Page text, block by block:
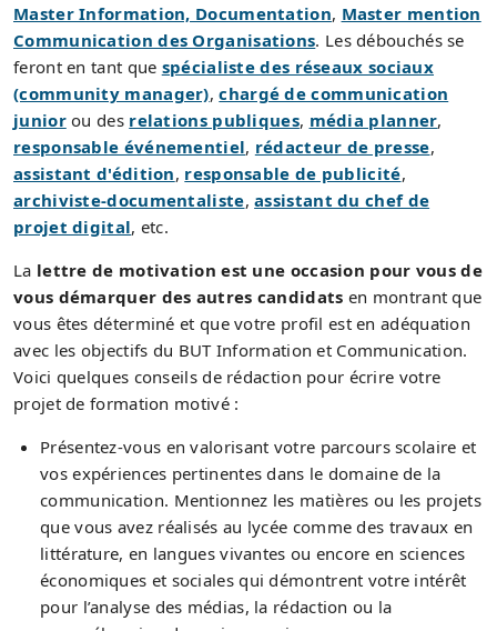
Master Information, Documentation, Master mention
Communication des Organisations. Les débouchés se
feront en tant que spécialiste des réseaux sociaux
(community manager),chargé de communication
juniorou des relations publiques, média planner,
responsable événementiel, rédacteur de presse,
assistant d'édition, responsable de publicité,
archiviste-documentaliste,assistant du chef de
projet digital, etc.
La lettre de motivation est une occasion pour vous de
vous démarquer des autres candidats en montrant que
vous êtes déterminé et que votre profil est en adéquation
avec les objectifs du BUT Information et Communication.
Voici quelques conseils de rédaction pour écrire votre
projet de formation motivé :
Présentez-vous en valorisant votre parcours scolaire et
vos expériences pertinentes dans le domaine de la
communication. Mentionnez les matières ou les projets
que vous avez réalisés au lycée comme des travaux en
littérature, en langues vivantes ou encore en sciences
économiques et sociales qui démontrent votre intérêt
pour l’analyse des médias, la rédaction ou la